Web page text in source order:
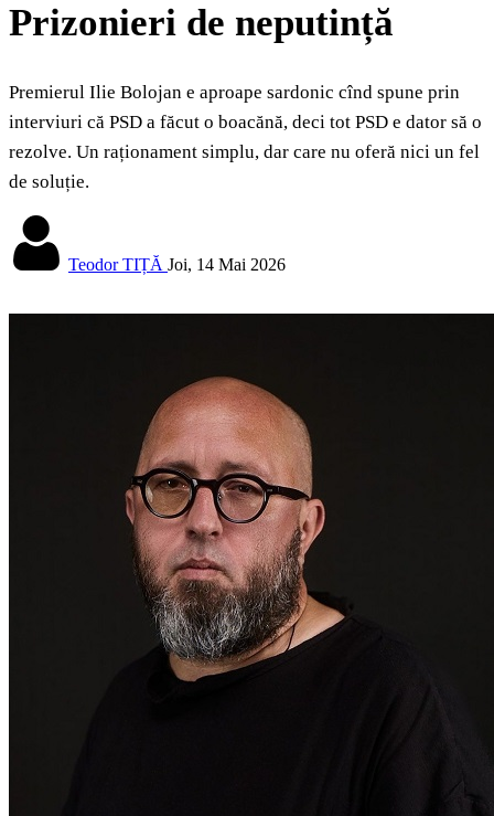
Prizonieri de neputință
Premierul Ilie Bolojan e aproape sardonic cînd spune prin
interviuri că PSD a făcut o boacănă, deci tot PSD e dator să o
rezolve. Un raționament simplu, dar care nu oferă nici un fel
de soluție.
Teodor TIȚĂ Joi, 14 Mai 2026